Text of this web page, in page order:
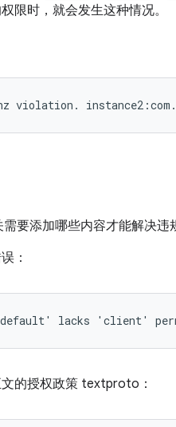
限时，就会发生这种情况。
要添加哪些内容才能解决违
：
的授权政策 textproto：